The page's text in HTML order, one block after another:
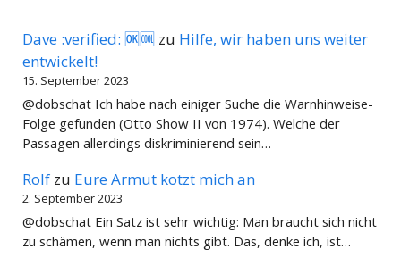
Dave :verified: 🆗🆒 zu Hilfe, wir haben uns weiter
entwickelt!
15. September 2023
@dobschat Ich habe nach einiger Suche die Warnhinweise-
Folge gefunden (Otto Show II von 1974). Welche der
Passagen allerdings diskriminierend sein…
Rolf zu Eure Armut kotzt mich an
2. September 2023
@dobschat Ein Satz ist sehr wichtig: Man braucht sich nicht
zu schämen, wenn man nichts gibt. Das, denke ich, ist…